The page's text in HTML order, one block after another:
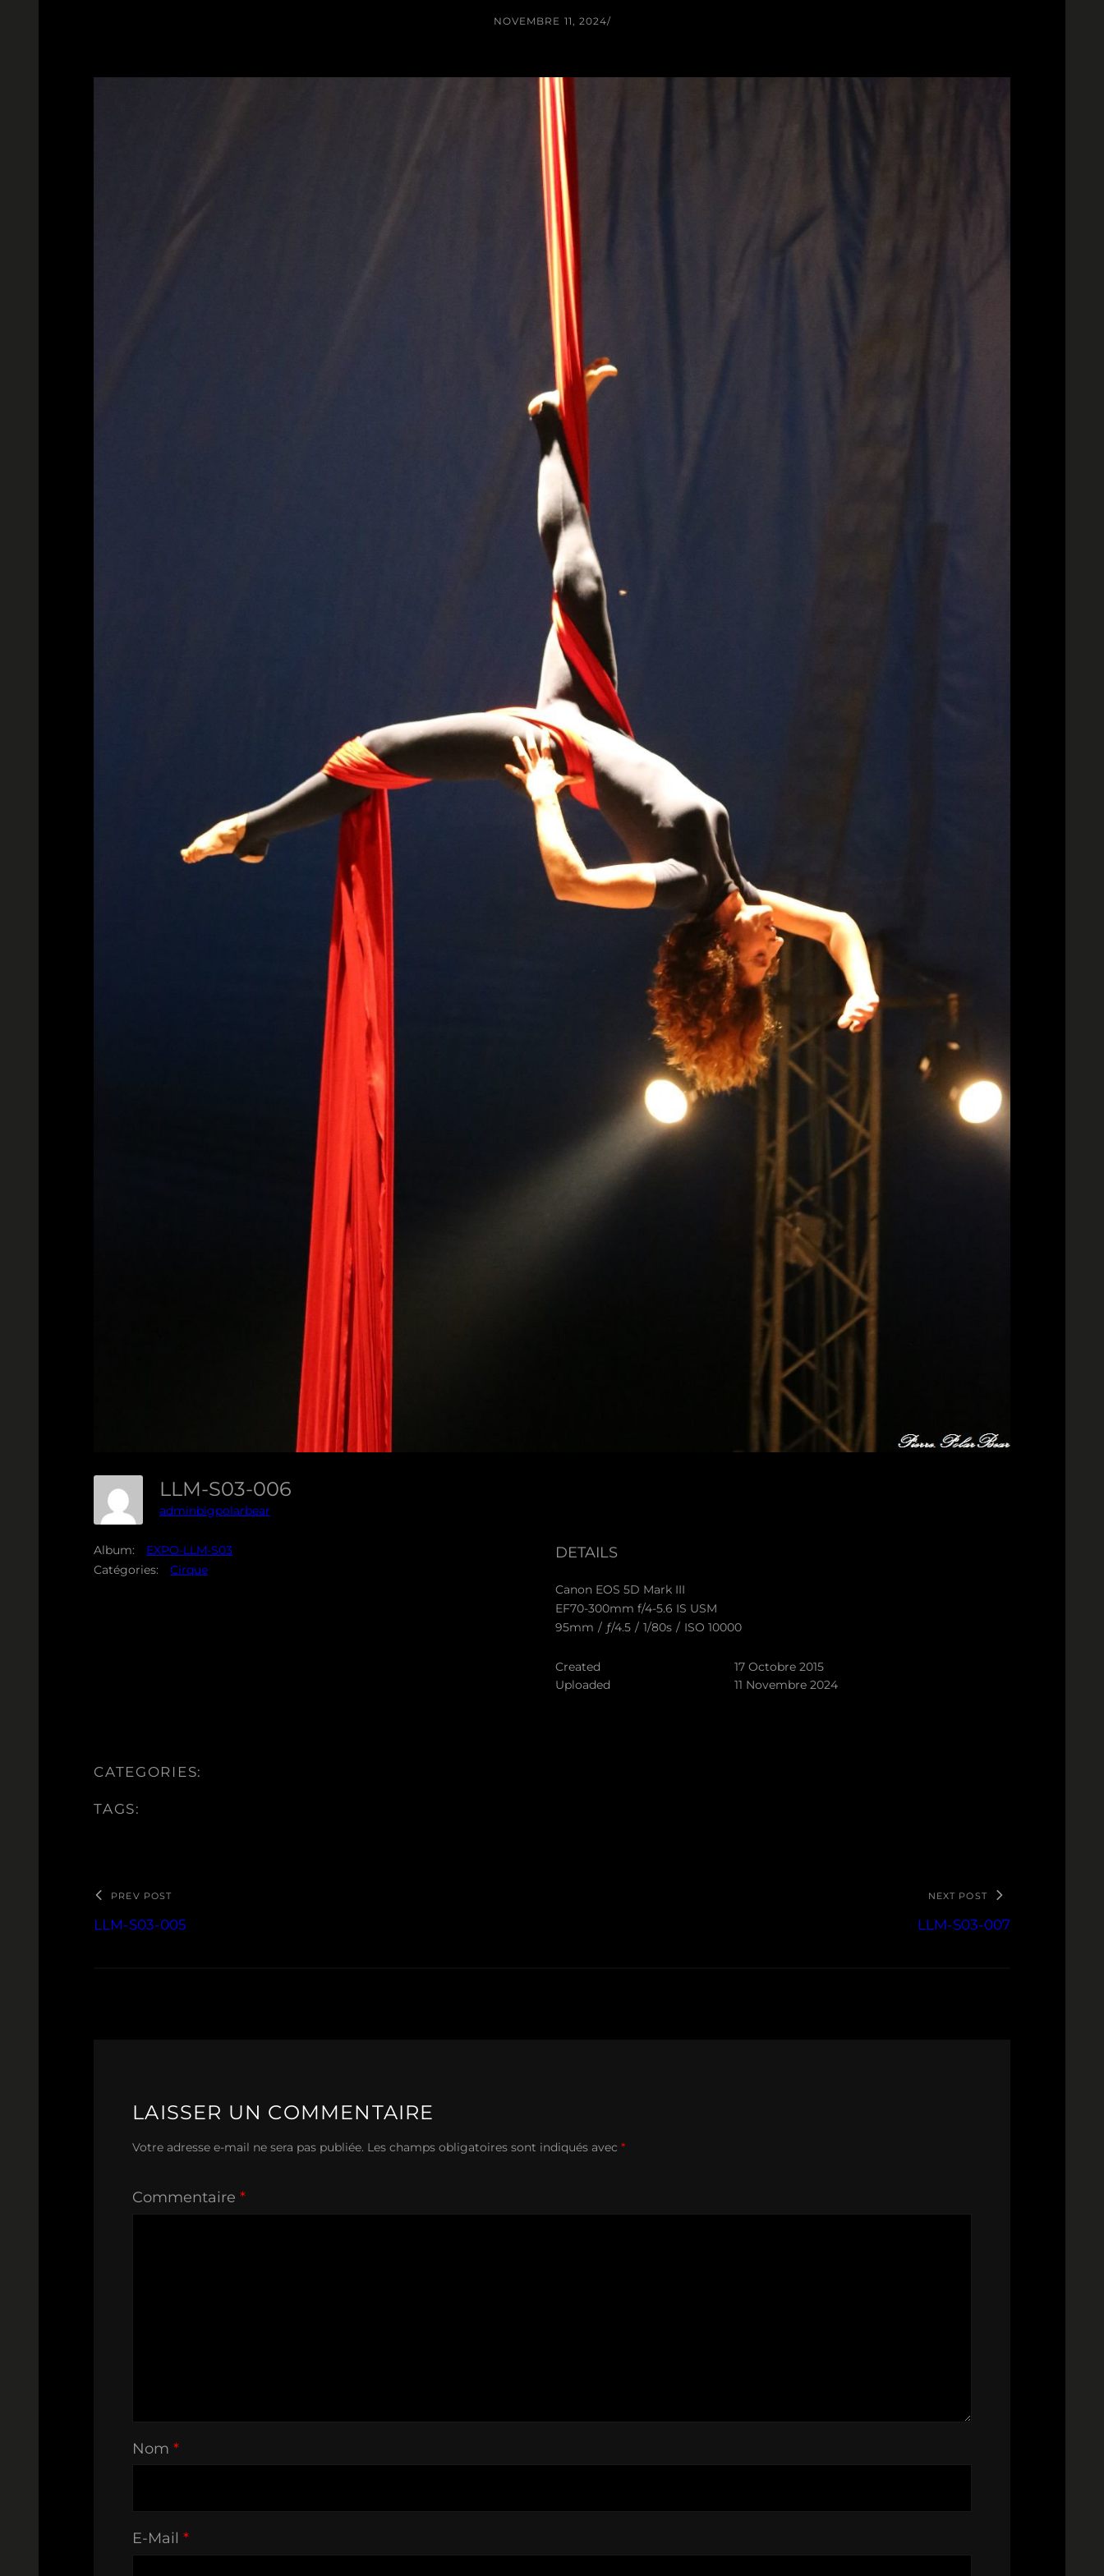
NOVEMBRE 11, 2024/
LLM-S03-006
adminbigpolarbear
Album:
EXPO-LLM-S03
Catégories:
Cirque
DETAILS
Canon EOS 5D Mark III
EF70-300mm f/4-5.6 IS USM
95mm / ƒ/4.5 / 1/80s / ISO 10000
Created
17 Octobre 2015
Uploaded
11 Novembre 2024
CATEGORIES:
TAGS:
PREV POST
LLM-S03-005
NEXT POST
LLM-S03-007
LAISSER UN COMMENTAIRE
Votre adresse e-mail ne sera pas publiée. Les champs obligatoires sont indiqués avec*
Commentaire*
Nom*
E-Mail*